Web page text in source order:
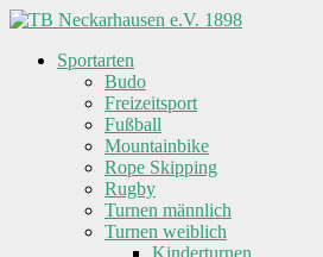
Skip
content
TB
Neckarhausen
Gemeinsam
Sportarten
Budo
Freizeitsport
Fußball
Mountainbike
Rope Skipping
Rugby
Turnen männlich
Turnen weiblich
Kinderturnen